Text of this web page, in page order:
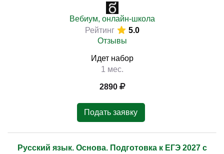
Вебиум, онлайн-школа
Рейтинг
5.0
Отзывы
Идет набор
1 мес.
2890
Подать заявку
Русский язык. Основа. Подготовка к ЕГЭ 2027 с